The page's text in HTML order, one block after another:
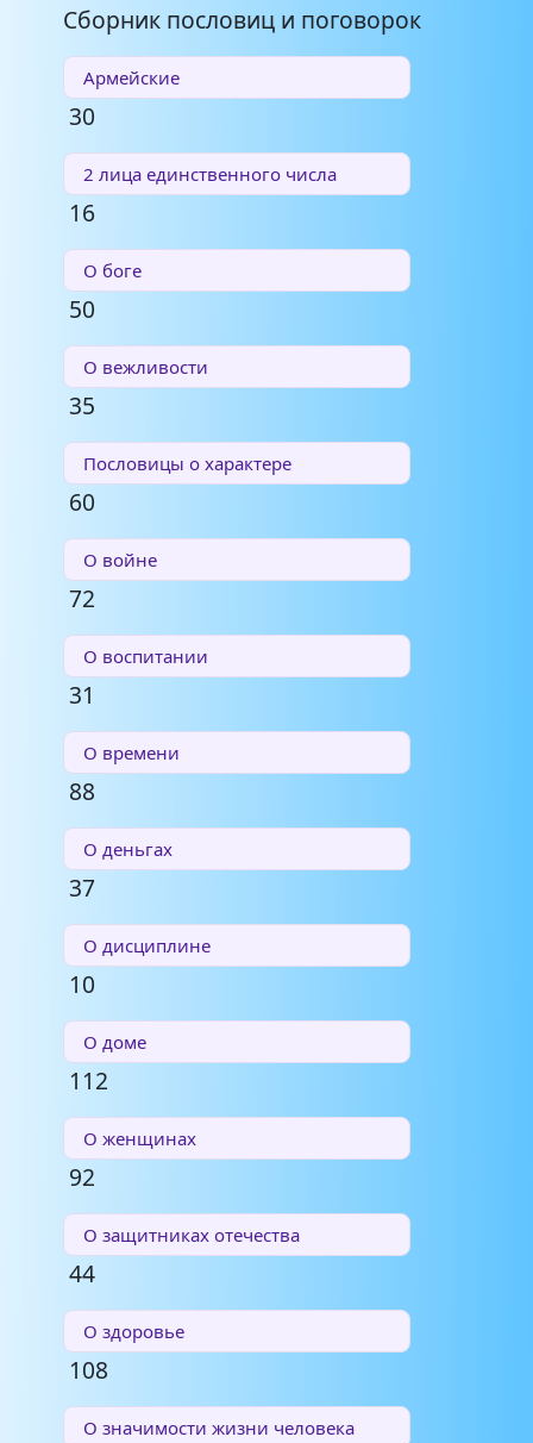
Сборник пословиц и поговорок
Армейские
30
2 лица единственного числа
16
О боге
50
О вежливости
35
Пословицы о характере
60
О войне
72
О воспитании
31
О времени
88
О деньгах
37
О дисциплине
10
О доме
112
О женщинах
92
О защитниках отечества
44
О здоровье
108
О значимости жизни человека